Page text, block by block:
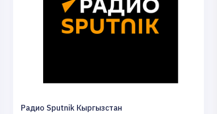
Радио Sputnik Кыргызстан